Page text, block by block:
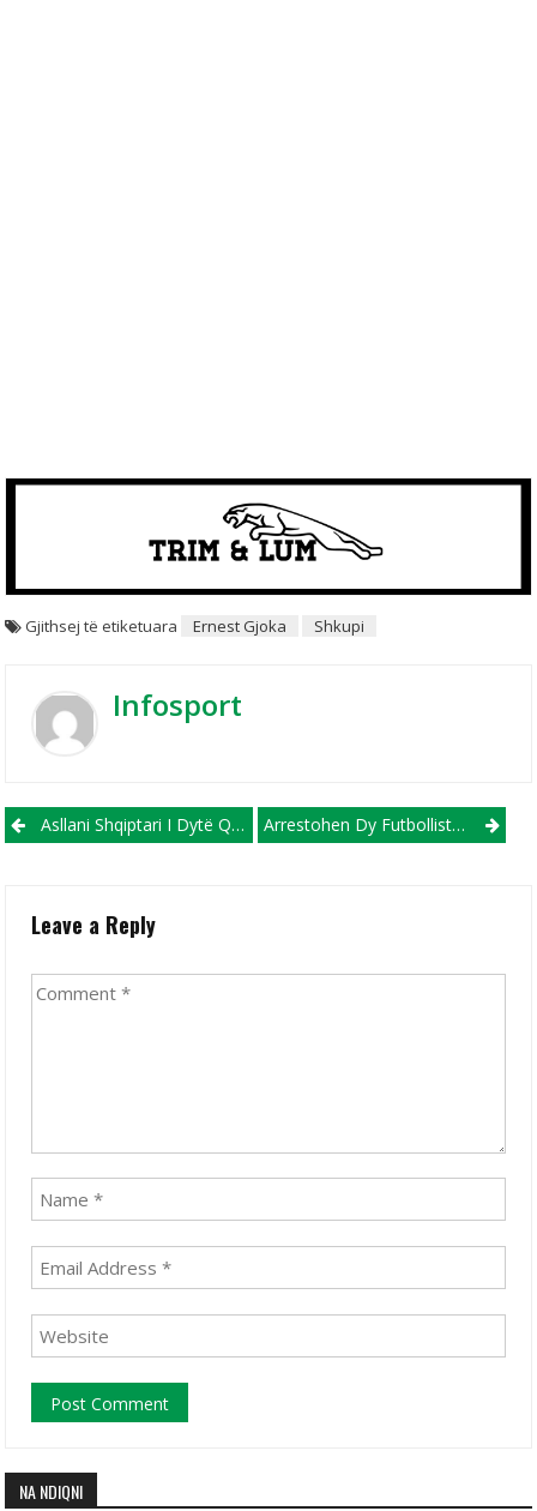
Gjithsej të etiketuara Ernest Gjoka Shkupi
Infosport
Post navigation
Asllani Shqiptari I Dytë Që Fiton Titullin Në “Serie A” Arrestohen Dy Futbollistë Të Premierligës Angleze, Dyshohen Për Ngacmim Seksual
Leave a Reply
NA NDIQNI